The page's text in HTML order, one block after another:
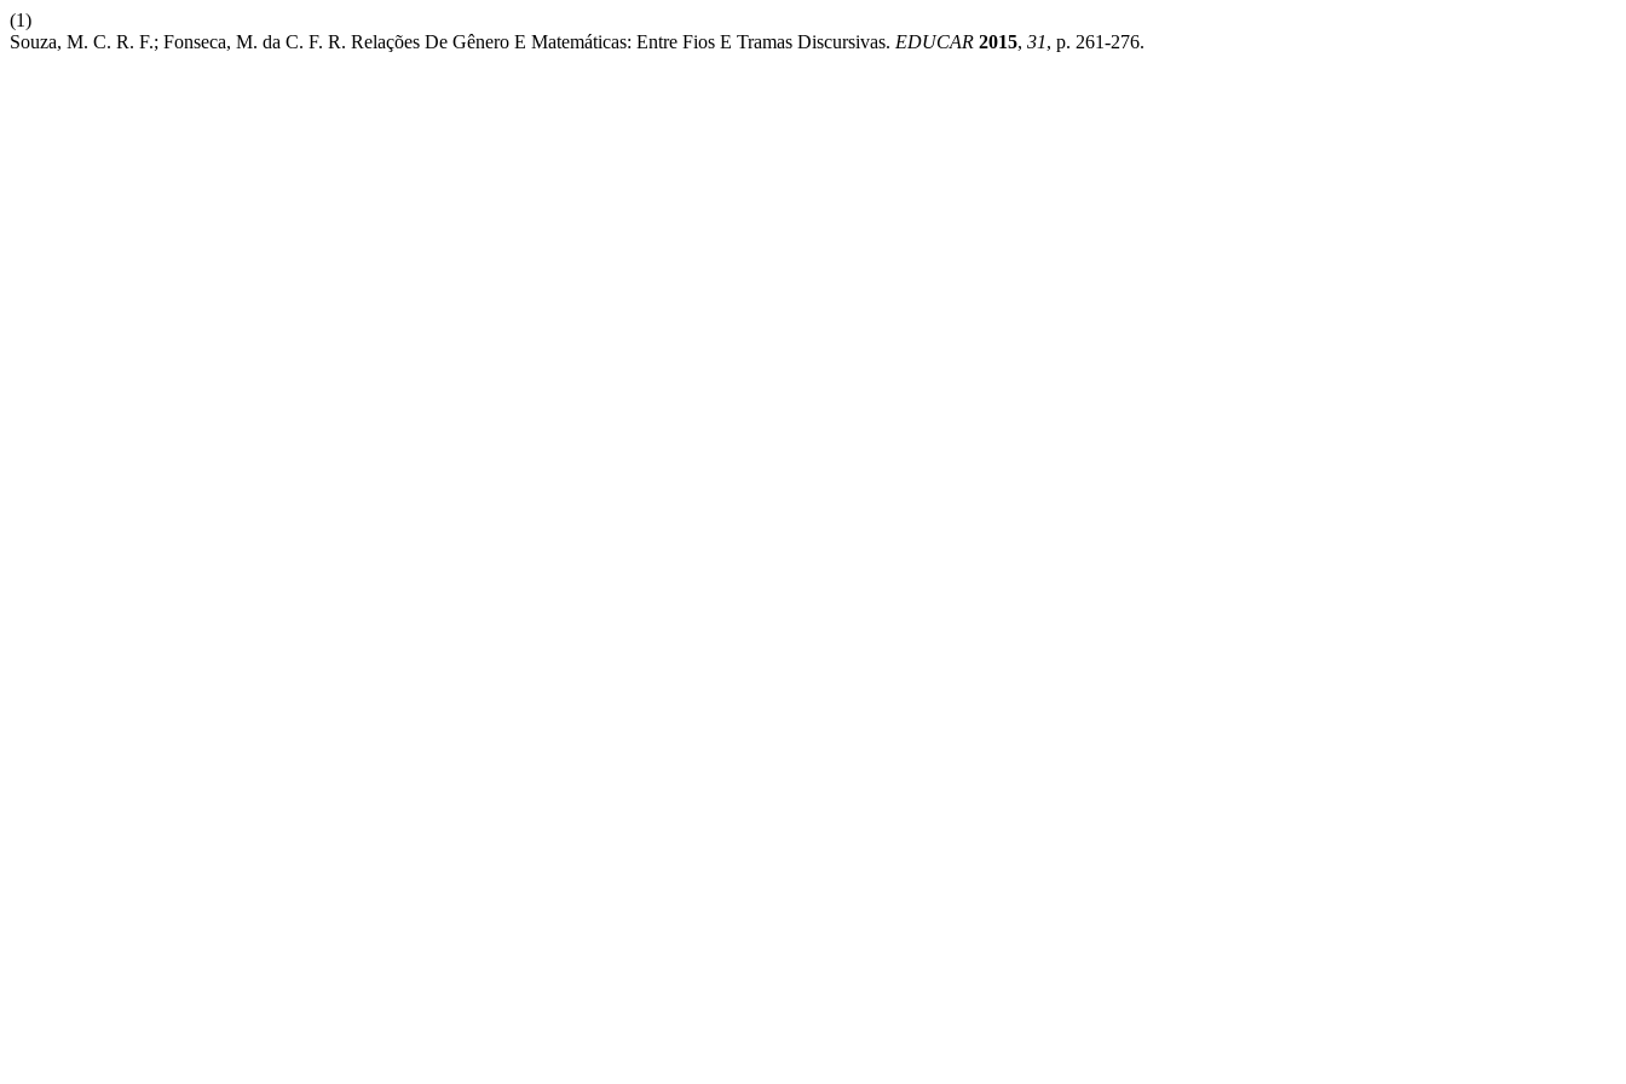
(1)
Souza, M. C. R. F.; Fonseca, M. da C. F. R. Relações De Gênero E Matemáticas: Entre Fios E Tramas Discursivas. EDUCAR 2015, 31, p. 261-276.